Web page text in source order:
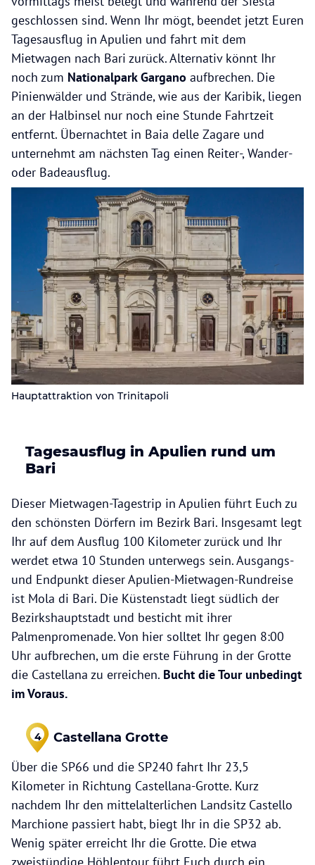
Hauptattraktion von Trinitapoli
geschlossen sind. Wenn Ihr mögt, beendet jetzt Euren
Tagesausflug in Apulien und fahrt mit dem
Mietwagen nach Bari zurück. Alternativ könnt Ihr
noch zum Nationalpark Gargano aufbrechen. Die
Pinienwälder und Strände, wie aus der Karibik, liegen
an der Halbinsel nur noch eine Stunde Fahrtzeit
entfernt. Übernachtet in Baia delle Zagare und
unternehmt am nächsten Tag einen Reiter-, Wander-
oder Badeausflug.
Tagesausflug in Apulien rund um
Bari
Dieser Mietwagen-Tagestrip in Apulien führt Euch zu
den schönsten Dörfern im Bezirk Bari. Insgesamt legt
Ihr auf dem Ausflug 100 Kilometer zurück und Ihr
werdet etwa 10 Stunden unterwegs sein. Ausgangs-
und Endpunkt dieser Apulien-Mietwagen-Rundreise
ist Mola di Bari. Die Küstenstadt liegt südlich der
Bezirkshauptstadt und besticht mit ihrer
Palmenpromenade. Von hier solltet Ihr gegen 8:00
Uhr aufbrechen, um die erste Führung in der Grotte
die Castellana zu erreichen. Bucht die Tour unbedingt
im Voraus.
4 Castellana Grotte
Über die SP66 und die SP240 fahrt Ihr 23,5
Kilometer in Richtung Castellana-Grotte. Kurz
nachdem Ihr den mittelalterlichen Landsitz Castello
Marchione passiert habt, biegt Ihr in die SP32 ab.
Wenig später erreicht Ihr die Grotte. Die etwa